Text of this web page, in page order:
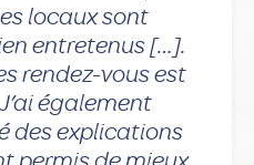
locaux sont
entretenus […].
rendez-vous est
également
des explications